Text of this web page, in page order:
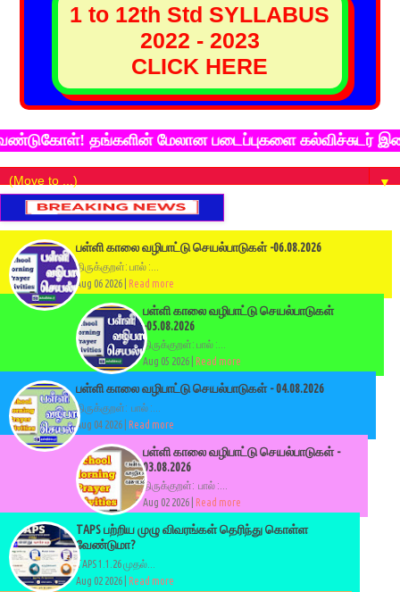
1 to 12th Std SYLLABUS
2022 - 2023
CLICK HERE
தங்களின் மேலான படைப்புகளை கல்விச்சுடர் இணைய
▼
பள்ளி காலை வழிபாட்டு செயல்பாடுகள் -06.08.2026
திருக்குறள்: பால் :...
Aug 06 2026 |
Read more
பள்ளி காலை வழிபாட்டு செயல்பாடுகள்
-05.08.2026
திருக்குறள்: பால் :...
Aug 05 2026 | Read more
பள்ளி காலை வழிபாட்டு செயல்பாடுகள் - 04.08.2026
திருக்குறள்: பால் :...
Aug 04 2026 | Read more
பள்ளி காலை வழிபாட்டு செயல்பாடுகள் -
03.08.2026
திருக்குறள்: பால் :...
Aug 02 2026 |
Read more
TAPS பற்றிய முழு விவரங்கள் தெரிந்து கொள்ள
வேண்டுமா?
TAPS 1.1.26 முதல்...
Aug 02 2026 | Read more